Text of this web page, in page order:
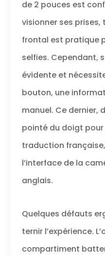
de 2 pouces est
visionner ses prises,
frontal est pratique
selfies. Cependant,
évidente et
bouton, une
manuel. Ce dernier,
pointé du doigt
traduction
l’interface de la
anglais.
Quelques défauts
ternir l’expérience.
compartiment